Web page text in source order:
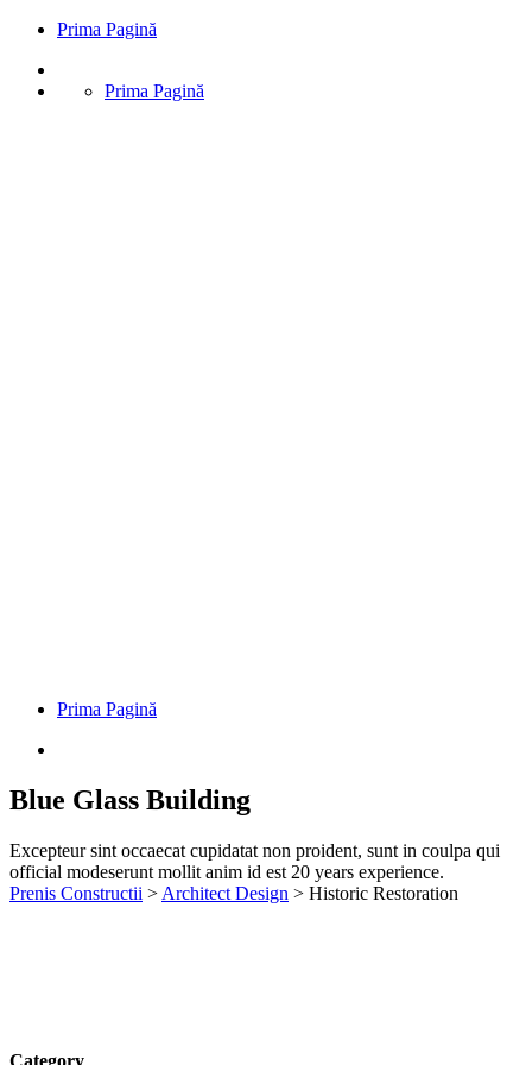
Prima Pagină
Prima Pagină
Prima Pagină
Blue Glass Building
Excepteur sint occaecat cupidatat non proident, sunt in coulpa qui
official modeserunt mollit anim id est 20 years experience.
Prenis Constructii > Architect Design > Historic Restoration
Category